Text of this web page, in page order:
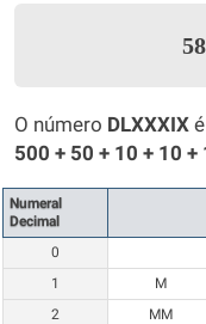
O número DLXXXIX
500 + 50 + 10 + 10 +
Numeral
Decimal
0
1
M
2
MM